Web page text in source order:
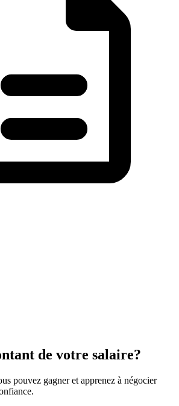
de votre salaire?
pouvez gagner et apprenez à négocier